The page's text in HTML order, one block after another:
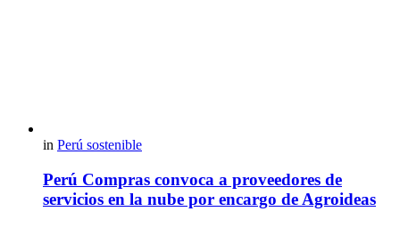
in Perú sostenible
Perú Compras convoca a proveedores de
servicios en la nube por encargo de Agroideas